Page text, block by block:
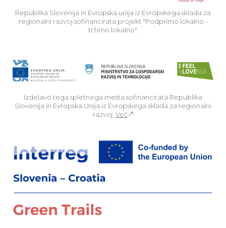
Republika Slovenija in Evropska unija iz Evropskega sklada za
regionalni razvoj sofinancirata projekt "Podprimo lokalno -
tržimo lokalno".
Izdelavo tega spletnega mesta sofinancirata Republika
Slovenija in Evropska Unija iz Evropskega sklada za regionalni
razvoj. Več